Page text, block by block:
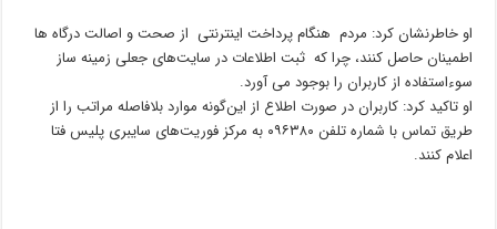
او خاطرنشان کرد: مردم هنگام پرداخت اینترنتی از صحت و اصالت درگاه ها
اطمینان حاصل کنند، چرا که ثبت اطلاعات در سایت‌های جعلی زمینه ساز
سوء‌استفاده از کاربران را بوجود می آورد.
او تاکید کرد: کاربران در صورت اطلاع از این‌گونه موارد بلافاصله مراتب را از
طریق تماس با شماره تلفن ۰۹۶۳۸۰ به مرکز فوریت‌های سایبری پلیس فتا
اعلام کنند.